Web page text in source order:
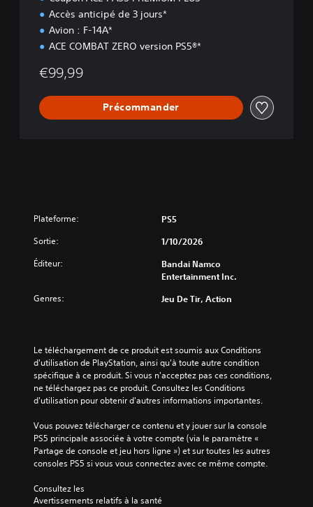
Accès anticipé de 3 jours*
Avion : F-14A*
ACE COMBAT ZERO version PS5®*
€99,99
Précommander
Plateforme: PS5
Sortie: 1/10/2026
Éditeur:
Bandai Namco
Entertainment Inc.
Genres: Jeu De Tir, Action
Le téléchargement de ce produit est soumis aux Conditions
d'utilisation de PlayStation, ainsi qu'à toute autre condition
spécifique à ce produit. Si vous n'acceptez pas ces conditions,
ne téléchargez pas ce produit. Consultez les Conditions
d'utilisation pour obtenir d'autres informations importantes.
Vous pouvez télécharger ce contenu et y jouer sur la console
PS5 principale associée à votre compte (via le paramètre «
Partage de console et jeu hors ligne ») et sur toutes les autres
consoles PS5 si vous vous connectez avec ce même compte.
Consultez les
Avertissements relatifs à la santé